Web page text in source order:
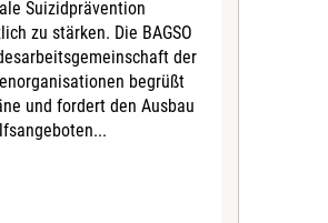
Suizidprävention
zu stärken. Die BAGSO
der
begrüßt
und fordert den Ausbau